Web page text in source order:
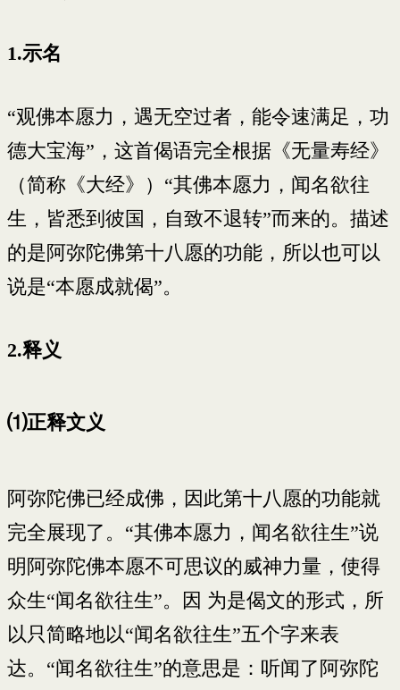
1.示名
“观佛本愿力，遇无空过者，能令速满足，功
德大宝海”，这首偈语完全根据《无量寿经》
（简称《大经》）“其佛本愿力，闻名欲往
生，皆悉到彼国，自致不退转”而来的。描述
的是阿弥陀佛第十八愿的功能，所以也可以
说是“本愿成就偈”。
2.释义
⑴正释文义
阿弥陀佛已经成佛，因此第十八愿的功能就
完全展现了。“其佛本愿力，闻名欲往生”说
明阿弥陀佛本愿不可思议的威神力量，使得
众生“闻名欲往生”。因 为是偈文的形式，所
以只简略地以“闻名欲往生”五个字来表
达。“闻名欲往生”的意思是：听闻了阿弥陀